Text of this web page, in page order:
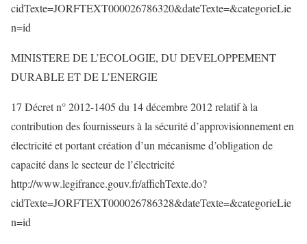
cidTexte=JORFTEXT000026786320&dateTexte=&categorieLie
n=id
MINISTERE DE L’ECOLOGIE, DU DEVELOPPEMENT
DURABLE ET DE L’ENERGIE
17 Décret n° 2012-1405 du 14 décembre 2012 relatif à la
contribution des fournisseurs à la sécurité d’approvisionnement en
électricité et portant création d’un mécanisme d’obligation de
capacité dans le secteur de l’électricité
http://www.legifrance.gouv.fr/affichTexte.do?
cidTexte=JORFTEXT000026786328&dateTexte=&categorieLie
n=id